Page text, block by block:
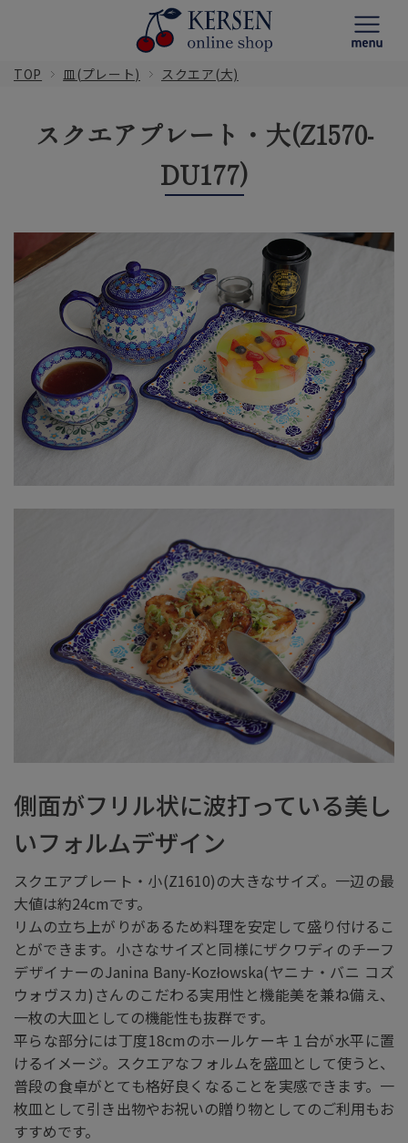
TOP 皿(プレート) スクエア(大)
スクエアプレート・大(Z1570-
DU177)
側面がフリル状に波打っている美し
いフォルムデザイン
スクエアプレート・小(Z1610)の大きなサイズ。一辺の最
大値は約24cmです。
リムの立ち上がりがあるため料理を安定して盛り付けるこ
とができます。小さなサイズと同様にザクワディのチーフ
デザイナーのJanina Bany-Kozłowska(ヤニナ・バニ コズ
ウォヴスカ)さんのこだわる実用性と機能美を兼ね備え、
一枚の大皿としての機能性も抜群です。
平らな部分には丁度18cmのホールケーキ１台が水平に置
けるイメージ。スクエアなフォルムを盛皿として使うと、
普段の食卓がとても格好良くなることを実感できます。一
枚皿として引き出物やお祝いの贈り物としてのご利用もお
すすめです。